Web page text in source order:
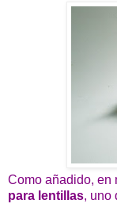
Como añadido, en
para lentillas, uno